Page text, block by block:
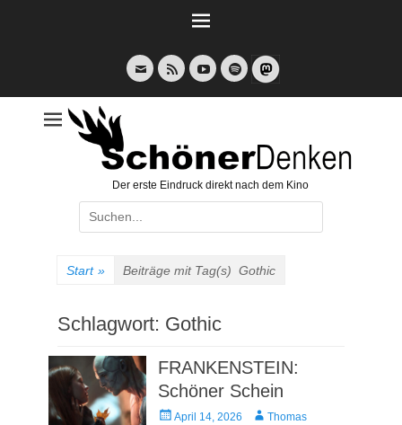
E-
Mail
Feed YouTubeSpotify
Der erste Eindruck direkt nach dem Kino
Suche
nach:
Start » Beiträge mit Tag(s) Gothic
Schlagwort: Gothic
FRANKENSTEIN:
Schöner Schein
Veröffentlicht
April 14, 2026 AutorThomas